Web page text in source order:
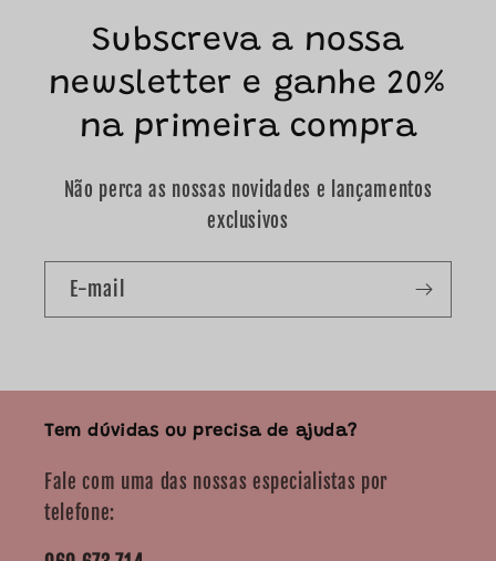
Subscreva a nossa
newsletter e ganhe 20%
na primeira compra
Não perca as nossas novidades e lançamentos
exclusivos
E-mail
Tem dúvidas ou precisa de ajuda?
Fale com uma das nossas especialistas por
telefone: